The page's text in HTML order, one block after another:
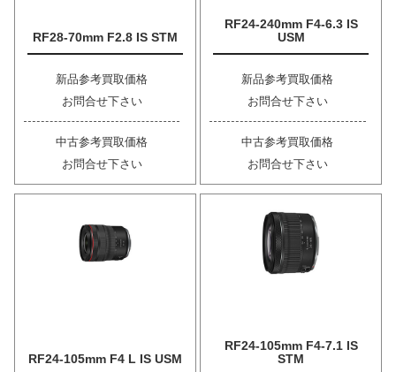
RF28-70mm F2.8 IS STM
新品参考買取価格
お問合せ下さい
中古参考買取価格
お問合せ下さい
RF24-240mm F4-6.3 IS
USM
新品参考買取価格
お問合せ下さい
中古参考買取価格
お問合せ下さい
RF24-105mm F4 L IS USM
RF24-105mm F4-7.1 IS
STM